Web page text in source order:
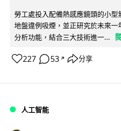
勞工處投入配備熱感應鏡頭的小
地盤違例吸煙，並正研究於未來
分析功能，結合三大技術進一...
227 53 ↗ 分享
人工智能